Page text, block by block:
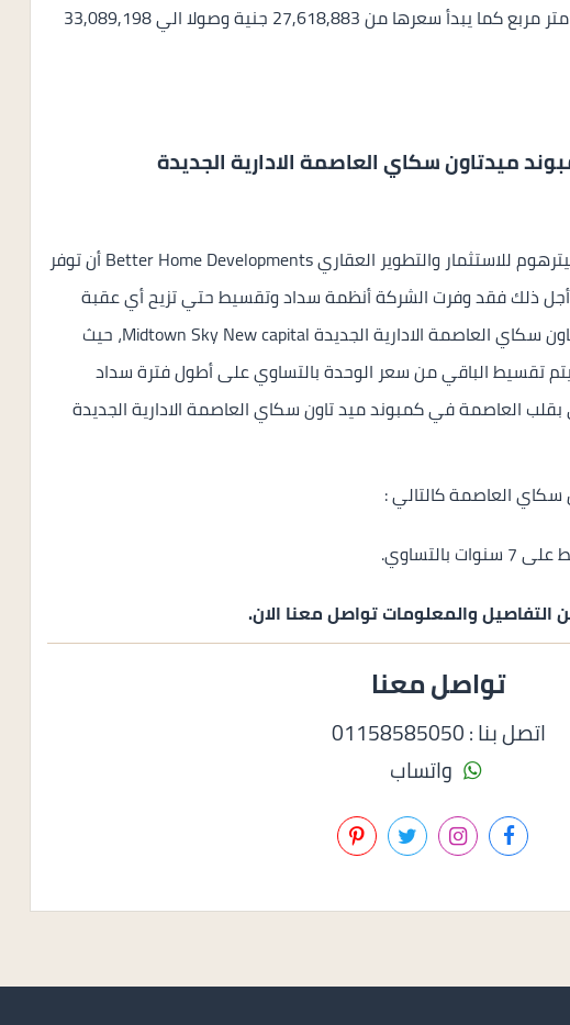
توين هاوس بمساحات تبدأ من 350 متر مربع كما يبدأ سعرها من 27,618,883 جنية وصولا الي 33,089,198
ميدتاون سكاي العاصمة الادارية الجديدة
كان من أكبر الاهتمامات لدي شركة بيترهوم للاستثمار والتطوير العقاري Better Home Developments أن توفر
أجل ذلك فقد وفرت الشركة أنظمة سداد وتقسيط حتي تزيح أي عقبة
تقف أمام عملائها بالتواجد في ميدتاون سكاي العاصمة الادارية الجديدة Midtown Sky New capital، حيث
تقسيط الباقي من سعر الوحدة بالتساوي على أطول فترة سداد
العاصمة في كمبوند ميد تاون سكاي العاصمة الادارية الجديدة
العاصمة كالتالي :
التفاصيل والمعلومات تواصل معنا الان.
تواصل معنا
اتصل بنا : 01158585050
واتساب